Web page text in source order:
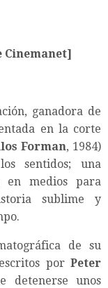
Cinemanet]
ganadora de
en la corte
Forman, 1984)
sentidos; una
en medios para
sublime y
de su
por Peter
detenerse unos